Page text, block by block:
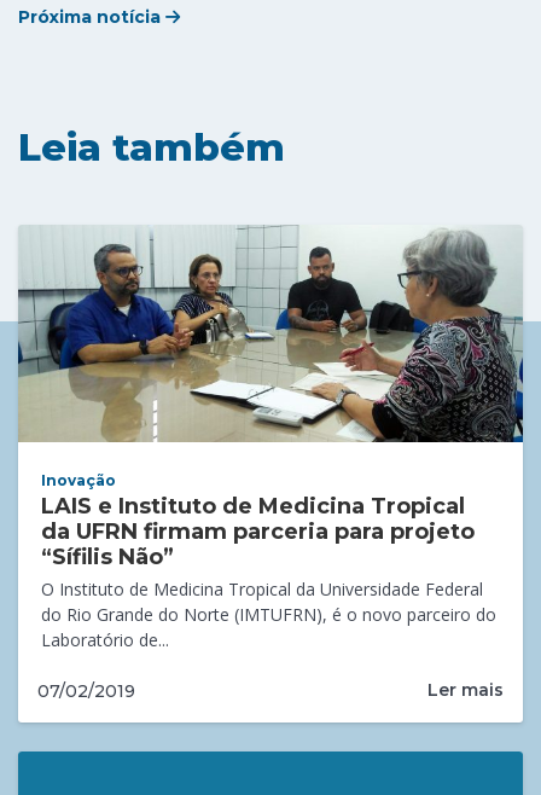
Próxima notícia
Leia também
Inovação
LAIS e Instituto de Medicina Tropical
da UFRN firmam parceria para projeto
“Sífilis Não”
O Instituto de Medicina Tropical da Universidade Federal
do Rio Grande do Norte (IMTUFRN), é o novo parceiro do
Laboratório de...
07/02/2019 Ler mais